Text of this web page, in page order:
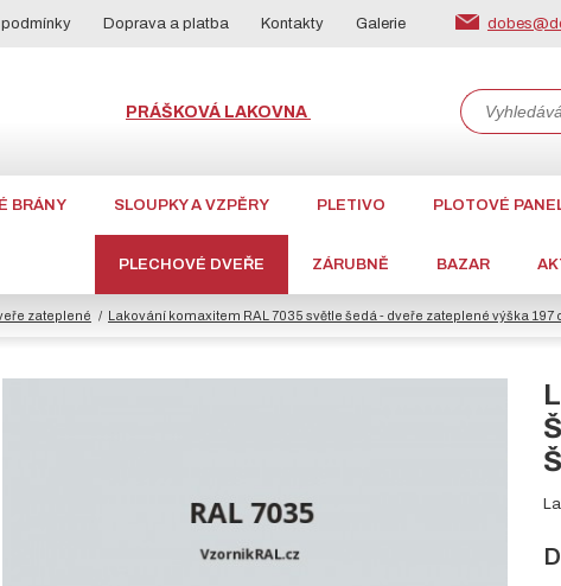
Doprava a platba Kontakty Galerie
PRÁŠKOVÁ LAKOVNA
BRÁNY SLOUPKY A VZPĚRY PLETIVO PLOTOVÉ
PLECHOVÉ DVEŘE ZÁRUBNĚ BAZAR
zateplené Lakování komaxitem RAL 7035 světle šedá - dveře zateplené výška 197